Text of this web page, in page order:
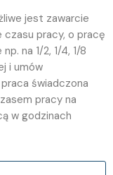
jest zawarcie
czasu pracy, o pracę
na 1/2, 1/4, 1/8
i umów
świadczona
pracy na
w godzinach